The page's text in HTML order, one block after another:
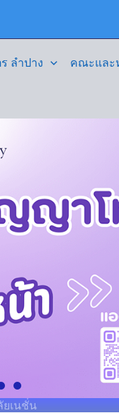
ลำปาง คณะและ
เนชั่น